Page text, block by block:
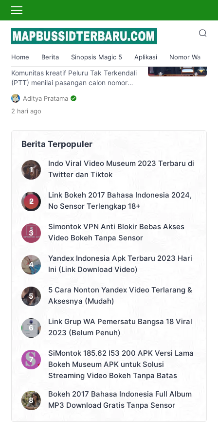
Home Berita Sinopsis Magic 5 Aplikasi Nomor Wa
piplres 2024
Pasangan Ganjar-Mahfud
Komplit di Pilpres 2024
Komunitas kreatif Peluru Tak Terkendali
(PTT) menilai pasangan calon nomor
urut tiga, Ganjar Pranowo – Mahfud MD
merupakan pemimpin paket komplit.
Sebab, keduanya merupakan pejabat
Demikian disampaikan penyanyi rap
Samuel Alexander Pieter atau Young
Lex yang merupakan salah satu
inisiator komunitas Peluru Tak
Terkendali saat bertemu langsung
dengan masyarakat Desa Sukaraya,
Aditya Pratama
2 hari ago
Berita Terpopuler
Indo Viral Video Museum 2023 Terbaru di
Twitter dan Tiktok
Link Bokeh 2017 Bahasa Indonesia 2024,
No Sensor Terlengkap 18+
Simontok VPN Anti Blokir Bebas Akses
Video Bokeh Tanpa Sensor
Yandex Indonesia Apk Terbaru 2023 Hari
Ini (Link Download Video)
5 Cara Nonton Yandex Video Terlarang &
Aksesnya (Mudah)
Link Grup WA Pemersatu Bangsa 18 Viral
2023 (Belum Penuh)
SiMontok 185.62 l53 200 APK Versi Lama
Bokeh Museum APK untuk Solusi
Streaming Video Bokeh Tanpa Batas
Bokeh 2017 Bahasa Indonesia Full Album
MP3 Download Gratis Tanpa Sensor